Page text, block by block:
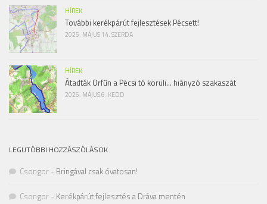
HÍREK
További kerékpárút fejlesztések Pécsett!
2025. MÁJUS 14. SZERDA
HÍREK
Átadták Orfűn a Pécsi tó körüli… hiányzó szakaszát
2025. MÁJUS 6. KEDD
LEGUTÓBBI HOZZÁSZÓLÁSOK
Csongor - Bringával csak óvatosan!
Csongor - Kerékpárút fejlesztés a Dráva mentén